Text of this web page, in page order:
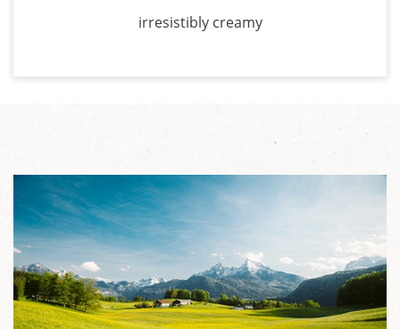
irresistibly creamy